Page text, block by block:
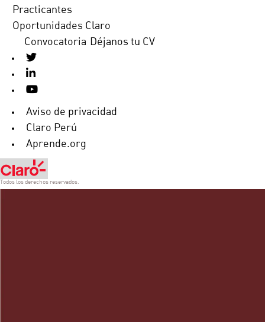
Practicantes
Oportunidades Claro
Convocatoria Déjanos tu CV
Aviso de privacidad
Claro Perú
Aprende.org
Todos los derechos reservados.